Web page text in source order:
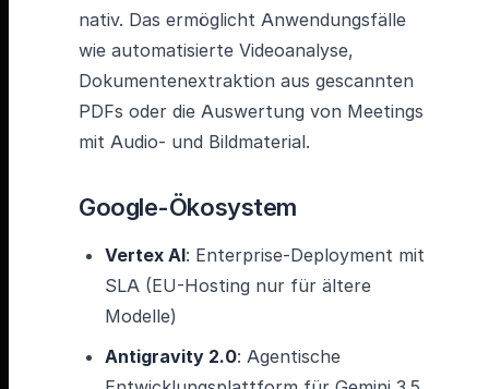
nativ. Das ermöglicht Anwendungsfälle
wie automatisierte Videoanalyse,
Dokumentenextraktion aus gescannten
PDFs oder die Auswertung von Meetings
mit Audio- und Bildmaterial.
Google-Ökosystem
Vertex AI: Enterprise-Deployment mit
SLA (EU-Hosting nur für ältere
Modelle)
Antigravity 2.0: Agentische